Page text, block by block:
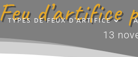
TYPES DE FEUX D’ARTIFICE
Feu d’artifice
13